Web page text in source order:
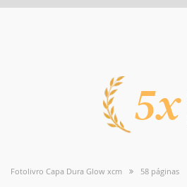
5x
Fotolivro Capa Dura Glow xcm 58 páginas